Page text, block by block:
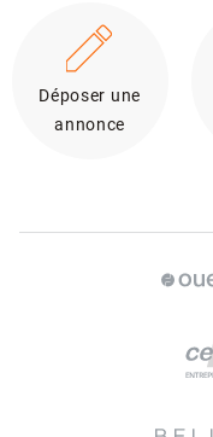
Déposer une
annonce